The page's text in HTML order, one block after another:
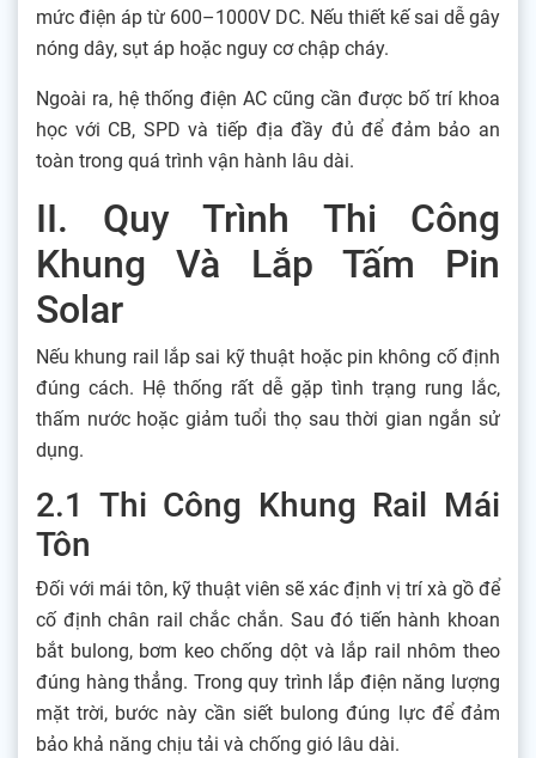
mức điện áp từ 600–1000V DC. Nếu thiết kế sai dễ gây
nóng dây, sụt áp hoặc nguy cơ chập cháy.
Ngoài ra, hệ thống điện AC cũng cần được bố trí khoa
học với CB, SPD và tiếp địa đầy đủ để đảm bảo an
toàn trong quá trình vận hành lâu dài.
II. Quy Trình Thi Công
Khung Và Lắp Tấm Pin
Solar
Nếu khung rail lắp sai kỹ thuật hoặc pin không cố định
đúng cách. Hệ thống rất dễ gặp tình trạng rung lắc,
thấm nước hoặc giảm tuổi thọ sau thời gian ngắn sử
dụng.
2.1 Thi Công Khung Rail Mái
Tôn
Đối với mái tôn, kỹ thuật viên sẽ xác định vị trí xà gồ để
cố định chân rail chắc chắn. Sau đó tiến hành khoan
bắt bulong, bơm keo chống dột và lắp rail nhôm theo
đúng hàng thẳng. Trong quy trình lắp điện năng lượng
mặt trời, bước này cần siết bulong đúng lực để đảm
bảo khả năng chịu tải và chống gió lâu dài.